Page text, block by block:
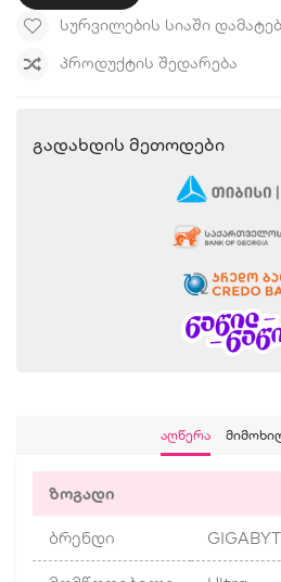
ᲡᲣᲠᲕᲘᲚᲔᲑᲘᲡ ᲡᲘᲐᲨᲘ
ᲞᲠᲝᲓᲣᲥᲢᲘᲡ ᲨᲔᲓᲐᲠᲔᲑᲐ
Გადახდის Მეთოდები
Აღწერა
ზოგადი
ბრენდი